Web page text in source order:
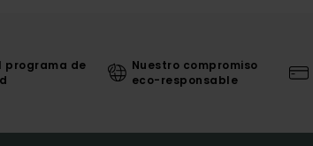
programa de
Nuestro compromiso
eco-responsable